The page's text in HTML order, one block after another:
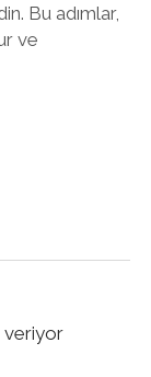
Bu adımlar,
ve
veriyor